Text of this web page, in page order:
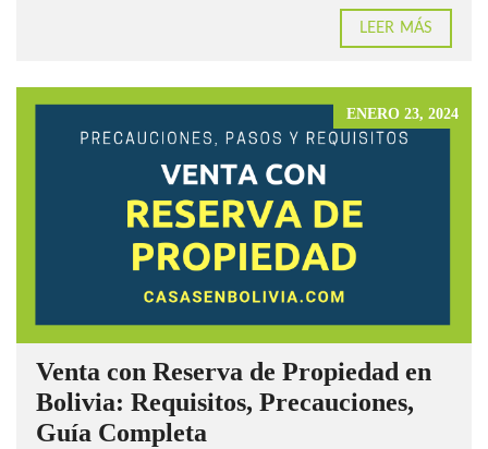
LEER MÁS
ENERO 23, 2024
Venta con Reserva de Propiedad en
Bolivia: Requisitos, Precauciones,
Guía Completa